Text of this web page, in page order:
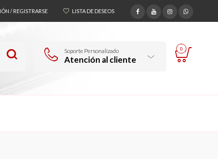
/ REGISTRARSE LISTA DE DESEOS
Soporte Personalizado
Atención al cliente
0